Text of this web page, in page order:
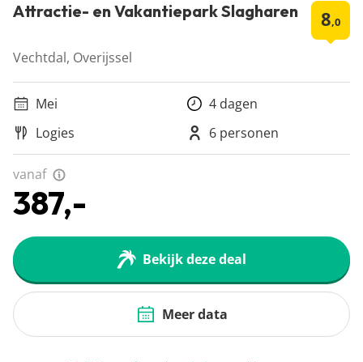
Attractie- en Vakantiepark Slagharen 8,0
Vechtdal, Overijssel
Mei
4 dagen
Logies
6 personen
vanaf
387,-
Bekijk deze deal
Meer data